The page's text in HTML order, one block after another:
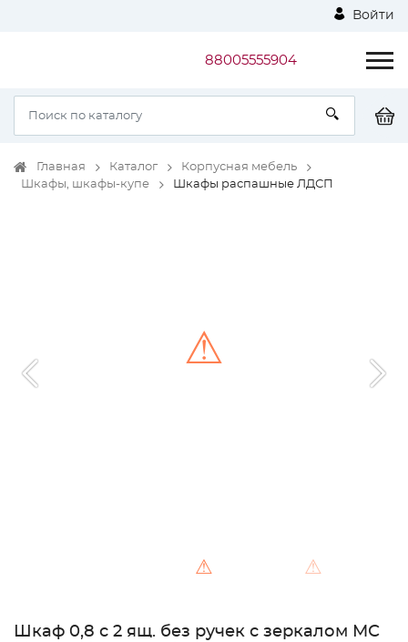
Войти
88005555904
Главная Каталог
Корпусная мебель
Шкафы, шкафы-купе
Шкафы распашные ЛДСП
⚠ ⚠
⚠
Шкаф 0,8 с 2 ящ. без ручек с зеркалом МС